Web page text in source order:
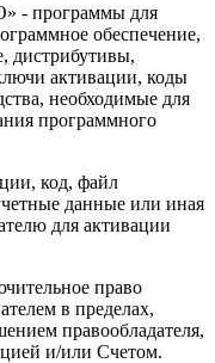
- программы для
обеспечение,
дистрибутивы,
активации, коды
необходимые для
программного
код, файл
данные или иная
для активации
право
в пределах,
правообладателя,
и/или Счетом.